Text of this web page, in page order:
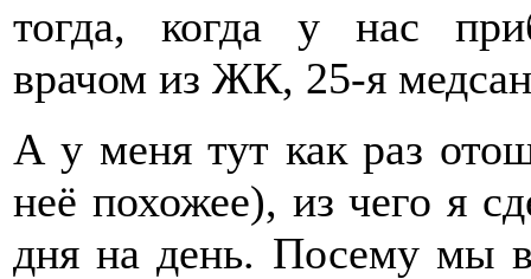
тогда, когда у нас
врачом из ЖК, 25-я
А у меня тут как раз
неё похожее), из чего я
дня на день. Посему мы